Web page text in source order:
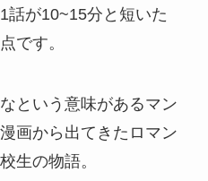
話が10~15分と短いた
です。
という意味があるマン
画から出てきたロマン
生の物語。